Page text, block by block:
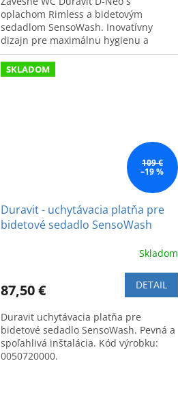
oplachom Rimless a bidetovým
sedadlom SensoWash. Inovatívny
dizajn pre maximálnu hygienu a
komfort v kúpeľni.
SKLADOM
109 €
–19 %
Duravit - uchytávacia platňa pre
bidetové sedadlo SensoWash
Skladom
87,50 € DETAIL
Duravit uchytávacia platňa pre
bidetové sedadlo SensoWash. Pevná a
spoľahlivá inštalácia. Kód výrobku:
0050720000.